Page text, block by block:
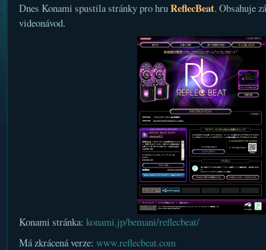
Dnes Konami spustila stránky pro hruReflecBeat. Obsahuje
videonávod.
Konami stránka: konami.jp/bemani/reflecbeat/
Má zkrácená verze: www.reflecbeat.com